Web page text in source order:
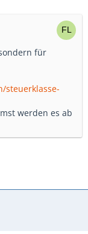
für
steuerklasse-
werden es ab